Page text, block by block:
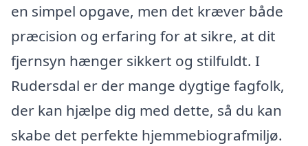
en simpel opgave, men det kræver både
præcision og erfaring for at sikre, at dit
fjernsyn hænger sikkert og stilfuldt. I
Rudersdal er der mange dygtige fagfolk,
der kan hjælpe dig med dette, så du kan
skabe det perfekte hjemmebiografmiljø.